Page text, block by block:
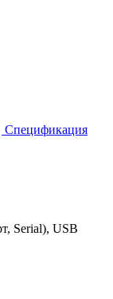
Спецификация
Serial), USB